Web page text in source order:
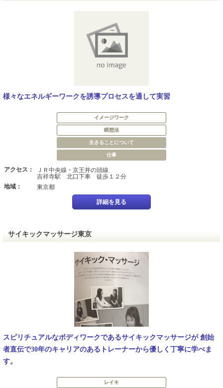
様々なエネルギーワークを誘導プロセスを通して実習
イメージワーク
瞑想法
生きることについて
仕事
アクセス：
ＪＲ中央線・京王井の頭線
吉祥寺駅 北口下車 徒歩１２分
地域：
東京都
詳細を見る
サイキックマッサージ東京
スピリチュアルなボディワークであるサイキックマッサージが 創始
者直伝で30年のキャリアのあるトレーナーから優しく丁寧に学べま
す。
レイキ